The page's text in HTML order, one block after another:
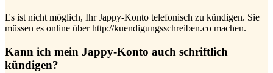
Es ist nicht möglich, Ihr Jappy-Konto telefonisch zu kündigen. Sie
müssen es online über http://kuendigungsschreiben.co machen.
Kann ich mein Jappy-Konto auch schriftlich
kündigen?